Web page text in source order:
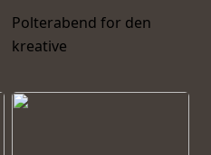
Polterabend for den
kreative